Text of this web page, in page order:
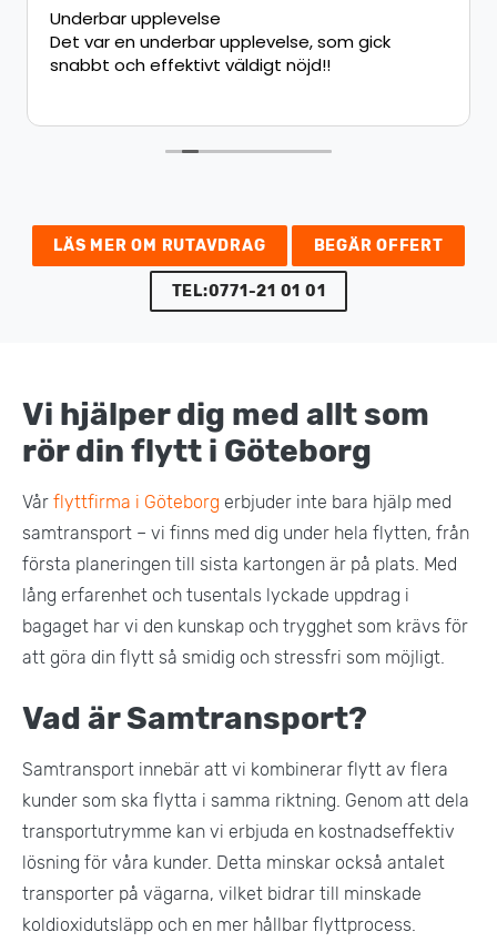
Underbar upplevelse
Det var en underbar upplevelse, som gick
snabbt och effektivt väldigt nöjd!!
LÄS MER OM RUTAVDRAG BEGÄR OFFERT
TEL:0771-21 01 01
Vi hjälper dig med allt som
rör din flytt i Göteborg
Vår flyttfirma i Göteborg erbjuder inte bara hjälp med
samtransport – vi finns med dig under hela flytten, från
första planeringen till sista kartongen är på plats. Med
lång erfarenhet och tusentals lyckade uppdrag i
bagaget har vi den kunskap och trygghet som krävs för
att göra din flytt så smidig och stressfri som möjligt.
Vad är Samtransport?
Samtransport innebär att vi kombinerar flytt av flera
kunder som ska flytta i samma riktning. Genom att dela
transportutrymme kan vi erbjuda en kostnadseffektiv
lösning för våra kunder. Detta minskar också antalet
transporter på vägarna, vilket bidrar till minskade
koldioxidutsläpp och en mer hållbar flyttprocess.